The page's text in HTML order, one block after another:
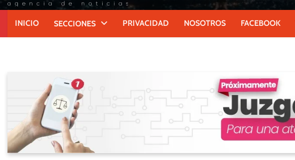
INICIO SECCIONES PRIVACIDAD NOSOTROS FACEBOOK